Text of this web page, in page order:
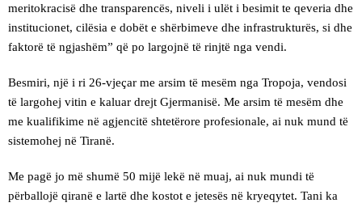
meritokracisë dhe transparencës, niveli i ulët i besimit te qeveria dhe
institucionet, cilësia e dobët e shërbimeve dhe infrastrukturës, si dhe
faktorë të ngjashëm” që po largojnë të rinjtë nga vendi.
Besmiri, një i ri 26-vjeçar me arsim të mesëm nga Tropoja, vendosi
të largohej vitin e kaluar drejt Gjermanisë. Me arsim të mesëm dhe
me kualifikime në agjencitë shtetërore profesionale, ai nuk mund të
sistemohej në Tiranë.
Me pagë jo më shumë 50 mijë lekë në muaj, ai nuk mundi të
përballojë qiranë e lartë dhe kostot e jetesës në kryeqytet. Tani ka